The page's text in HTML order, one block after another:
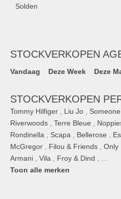
Solden
STOCKVERKOPEN
Vandaag Deze Week Deze
STOCKVERKOPEN
Tommy Hilfiger Liu Jo Someone
Riverwoods
Terre Bleue
Rondinella
Scapa Bellerose
McGregor
Filou & Friends Only
Armani
Vila Froy & Dind
Toon alle merken